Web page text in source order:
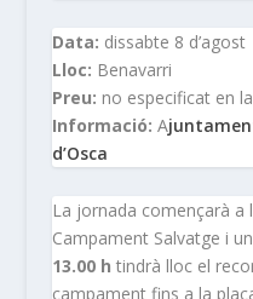
Data: dissabte 8 d’agost
Lloc: Benavarri
Preu: no especificat en
Informació: A
d’Osca
La jornada començarà a
Campament Salvatge i
13.00 h tindrà lloc el
campament fins a la